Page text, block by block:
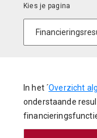
In het ´Overzicht
onderstaande